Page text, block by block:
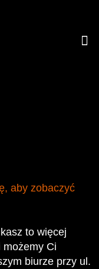
aby zobaczyć
to więcej
możemy Ci
biurze przy ul.